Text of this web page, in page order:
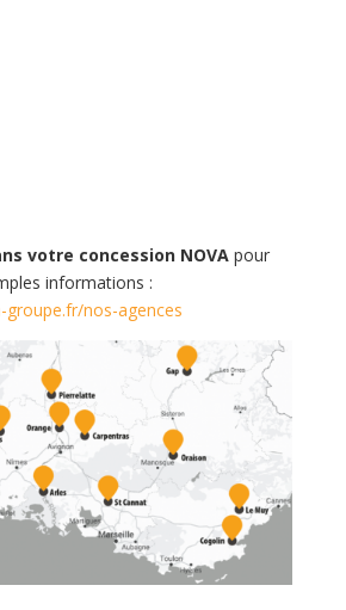
votre concession NOVA pour
informations :
nos-agences